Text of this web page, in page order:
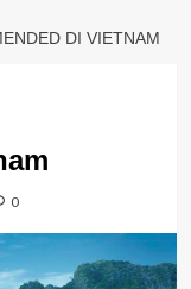
DI VIETNAM
0